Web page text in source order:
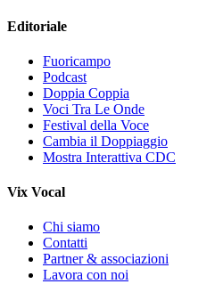
Editoriale
Fuoricampo
Podcast
Doppia Coppia
Voci Tra Le Onde
Festival della Voce
Cambia il Doppiaggio
Mostra Interattiva CDC
Vix Vocal
Chi siamo
Contatti
Partner & associazioni
Lavora con noi